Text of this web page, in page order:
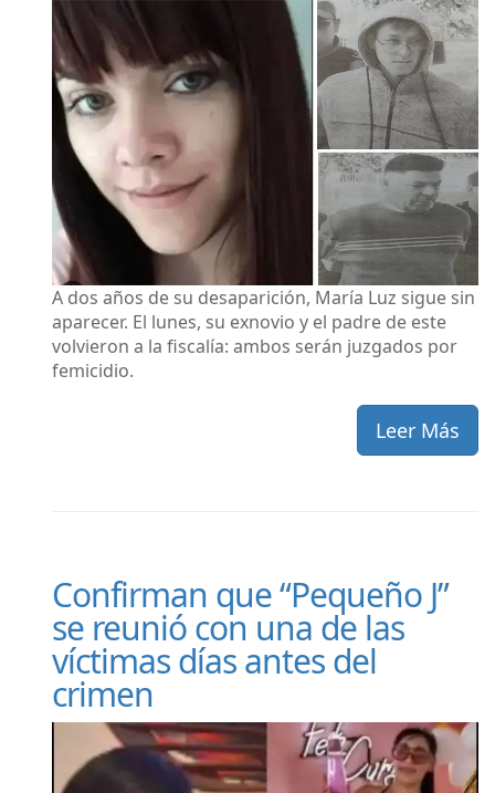
A dos años de su desaparición, María Luz sigue sin
aparecer. El lunes, su exnovio y el padre de este
volvieron a la fiscalía: ambos serán juzgados por
femicidio.
Leer Más
Confirman que “Pequeño J”
se reunió con una de las
víctimas días antes del
crimen